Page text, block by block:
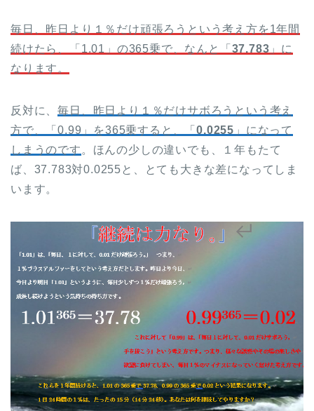
毎日、昨日より１％だけ頑張ろうという考え方を1年間
続けたら、「1.01」の365乗で、なんと「 37.783 」に
なります。
反対に、毎日、昨日より１％だけサボろうという考え
方で、「0.99」を365乗すると、「0.0255 」になって
しまうのです 。ほんの少しの違いでも、１年もたて
ば、37.783対0.0255と、とても大きな差になってしま
います。